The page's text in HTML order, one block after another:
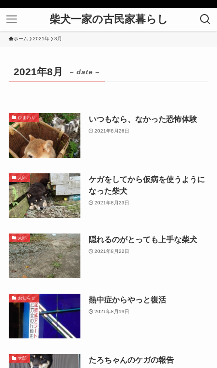
柴犬一家の古民家暮らし
ホーム 2021年 8月
2021年8月 – date –
ひまわり いつもなら、なかった恐怖体験
2021年8月26日
太郎
ケガをしてから仮病を使うように
なった柴犬
2021年8月23日
太郎 隠れるのがとっても上手な柴犬
2021年8月22日
お知らせ 熱中症からやっと復活
2021年8月19日
太郎 たろちゃんのケガの報告